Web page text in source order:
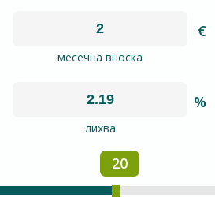
€
месечна вноска
%
лихва
20